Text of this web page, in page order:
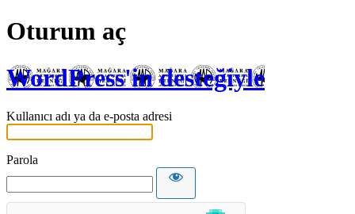
Oturum aç
WordPress'in desteğiyle
Kullanıcı adı ya da e-posta adresi
Parola